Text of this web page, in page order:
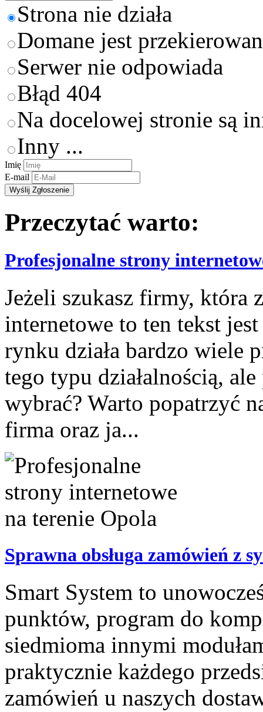
Strona nie działa
Domane jest
Serwer nie odpowiada
Błąd 404
Na docelowej stronie są
Inny ...
Imię
E-mail
Przeczytać warto:
Profesjonalne strony
Jeżeli szukasz firmy, która
internetowe to ten tekst
rynku działa bardzo wiele
tego typu działalnością,
wybrać? Warto popatrzyć
firma oraz ja...
Sprawna obsługa zamówień z
Smart System to
punktów, program do
siedmioma innymi
praktycznie każdego
zamówień u naszych